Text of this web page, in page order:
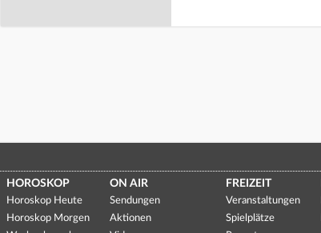
HOROSKOP
Horoskop Heute
Horoskop Morgen
ON AIR
Sendungen
Aktionen
FREIZEIT
Veranstaltungen
Spielplätze